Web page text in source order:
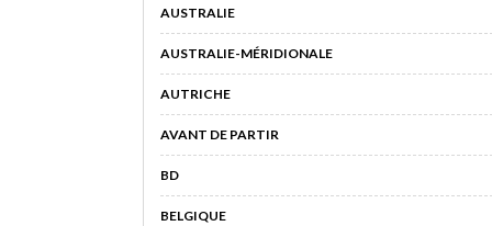
AUSTRALIE
AUSTRALIE-MÉRIDIONALE
AUTRICHE
AVANT DE PARTIR
BD
BELGIQUE